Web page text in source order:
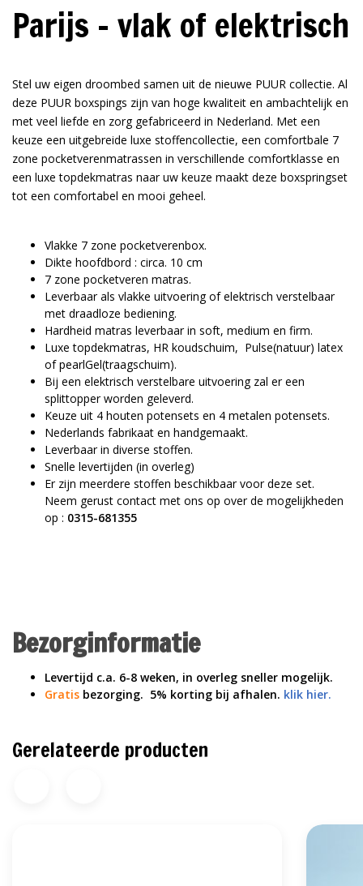
Parijs - vlak of elektrisch
Stel uw eigen droombed samen uit de nieuwe PUUR collectie. Al
deze PUUR boxspings zijn van hoge kwaliteit en ambachtelijk en
met veel liefde en zorg gefabriceerd in Nederland. Met een
keuze een uitgebreide luxe stoffencollectie, een comfortbale 7
zone pocketverenmatrassen in verschillende comfortklasse en
een luxe topdekmatras naar uw keuze maakt deze boxspringset
tot een comfortabel en mooi geheel.
Vlakke 7 zone pocketverenbox.
Dikte hoofdbord : circa. 10 cm
7 zone pocketveren matras.
Leverbaar als vlakke uitvoering of elektrisch verstelbaar
met draadloze bediening.
Hardheid matras leverbaar in soft, medium en firm.
Luxe topdekmatras, HR koudschuim, Pulse(natuur) latex
of pearlGel(traagschuim).
Bij een elektrisch verstelbare uitvoering zal er een
splittopper worden geleverd.
Keuze uit 4 houten potensets en 4 metalen potensets.
Nederlands fabrikaat en handgemaakt.
Leverbaar in diverse stoffen.
Snelle levertijden (in overleg)
Er zijn meerdere stoffen beschikbaar voor deze set.
Neem gerust contact met ons op over de mogelijkheden
op : 0315-681355
Bezorginformatie
Levertijd c.a. 6-8 weken, in overleg sneller mogelijk.
Gratis bezorging. 5% korting bij afhalen. klik hier.
Gerelateerde producten